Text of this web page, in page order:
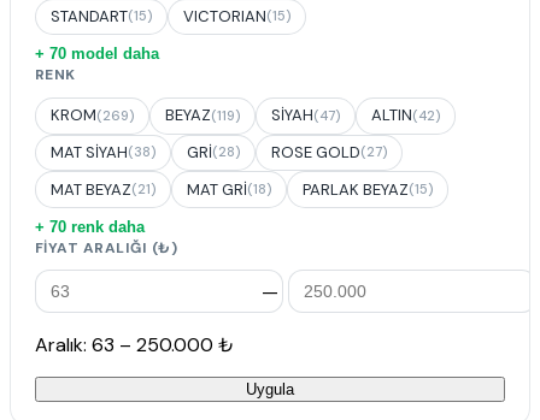
STANDART(15) VICTORIAN(15)
+ 70 model daha
RENK
KROM(269) BEYAZ(119) SİYAH(47) ALTIN(42)
MAT SİYAH(38) GRİ(28) ROSE GOLD(27)
MAT BEYAZ(21) MAT GRİ(18) PARLAK BEYAZ(15)
+ 70 renk daha
FIYAT ARALIĞI (₺)
—
Aralık: 63 – 250.000 ₺
Uygula